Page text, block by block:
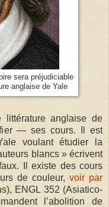
sera préjudiciable
anglaise de Yale
anglaise de
— ses cours. Il est
voulant étudier la
blancs » écrivent
Il existe des cours
de couleur, voir par
ENGL 352 (Asiatico-
l’abolition de